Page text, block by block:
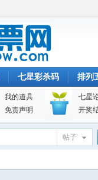
七星彩杀码 排列
我的道具
免责声明
七星
开奖
帖子